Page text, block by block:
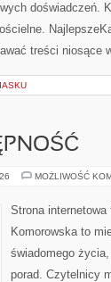
doświadczeń.
treści niosące
MOŻLIWOŚĆ
Strona
Komorowska to
świadomego
porad. Czytelnicy